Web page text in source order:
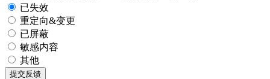
已失效
重定向&变更
已屏蔽
敏感内容
其他
提交反馈